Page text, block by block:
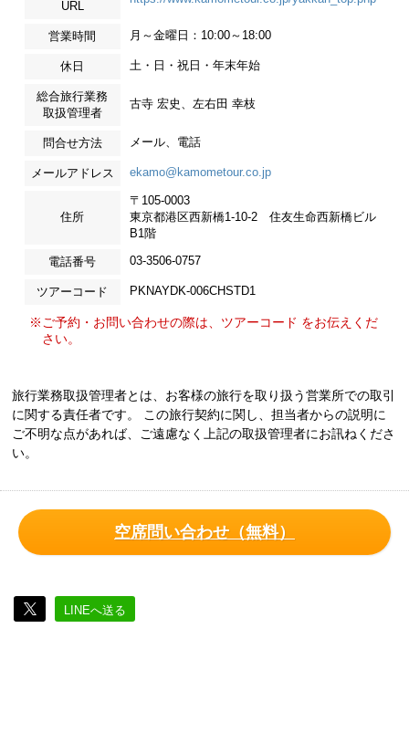
URL
営業時間 月～金曜日：10:00～18:00
休日 土・日・祝日・年末年始
総合旅行業務
取扱管理者
古寺 宏史、左右田 幸枝
問合せ方法 メール、電話
メールアドレス ekamo@kamometour.co.jp
住所
〒105-0003
東京都港区西新橋1-10-2 住友生命西新橋ビル
B1階
電話番号 03-3506-0757
ツアーコード PKNAYDK-006CHSTD1
※ご予約・お問い合わせの際は、ツアーコード をお伝えくだ
さい。
旅行業務取扱管理者とは、お客様の旅行を取り扱う営業所での取引
に関する責任者です。 この旅行契約に関し、担当者からの説明に
ご不明な点があれば、ご遠慮なく上記の取扱管理者にお訊ねくださ
い。
空席問い合わせ（無料）
LINEへ送る